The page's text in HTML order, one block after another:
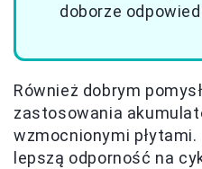
doborze
Również dobrym
zastosowania
wzmocnionymi
lepszą odporność na